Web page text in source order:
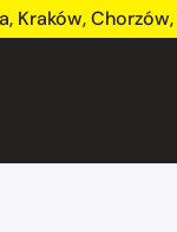
, Kraków,Chorzów,